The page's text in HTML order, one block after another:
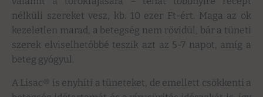
nélküli szereket vesz, kb. 10 ezer Ft-ért. Maga az ok
kezeletlen marad, a betegség nem rövidül, bár a tüneti
szerek elviselhetőbbé teszik azt az 5-7 napot, amíg a
beteg gyógyul.
A Lisac® is enyhíti a tüneteket, de emellett csökkenti a